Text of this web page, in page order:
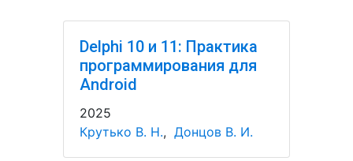
Delphi 10 и 11: Практика
программирования для
Android
2025
Крутько В. Н., Донцов В. И.